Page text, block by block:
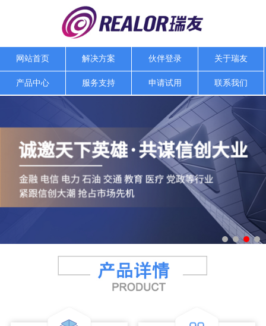
网站首页 解决方案 伙伴登录 关于瑞友
产品中心 服务支持 申请试用 联系我们